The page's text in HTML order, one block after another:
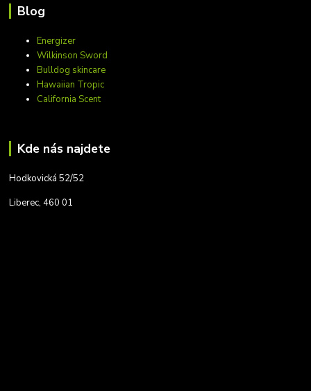
Blog
Energizer
Wilkinson Sword
Bulldog skincare
Hawaiian Tropic
California Scent
Kde nás najdete
Hodkovická 52/52
Liberec, 460 01